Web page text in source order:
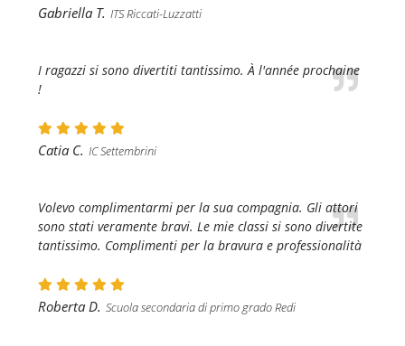
Gabriella T. ITS Riccati-Luzzatti
I ragazzi si sono divertiti tantissimo. À l'année prochaine
!
Catia C. IC Settembrini
Volevo complimentarmi per la sua compagnia. Gli attori
sono stati veramente bravi. Le mie classi si sono divertite
tantissimo. Complimenti per la bravura e professionalità
Roberta D. Scuola secondaria di primo grado Redi